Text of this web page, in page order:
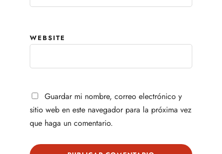
WEBSITE
Guardar mi nombre, correo electrónico y
sitio web en este navegador para la próxima vez
que haga un comentario.